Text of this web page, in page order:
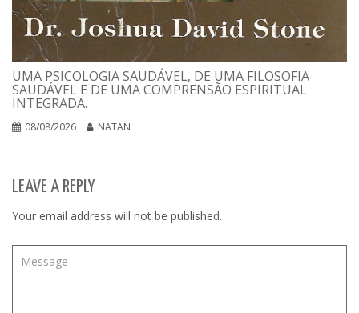
UMA PSICOLOGIA SAUDÁVEL, DE UMA FILOSOFIA
SAUDÁVEL E DE UMA COMPRENSÃO ESPIRITUAL
INTEGRADA.
08/08/2026 NATAN
LEAVE A REPLY
Your email address will not be published.